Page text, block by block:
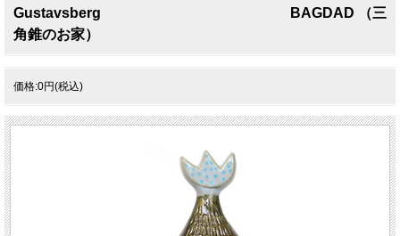
Gustavsberg BAGDAD （三
角錐のお家）
価格:0円(税込)